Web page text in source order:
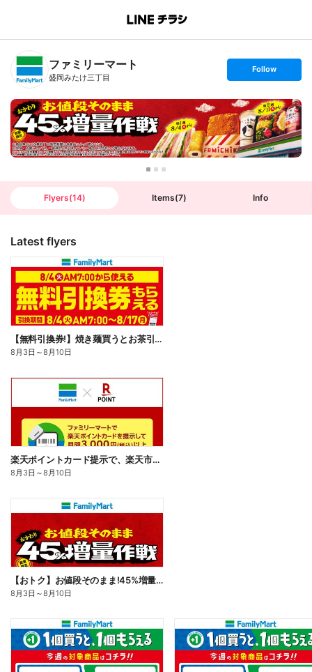
B
n
T
ファミリーマート
盛岡みたけ三丁目
s
t
o
l
l
o
w
Follow
Flyers(14) Items(7) Info
Latest flyers
【無料引換券!】焼き麺買うとお茶引換券貰える!
8月3日 ～8月10日
楽天ポイントカード提示で、楽天市場でのお買い物がおトクに!
8月3日 ～8月10日
【おトク】お値段そのまま!45%増量作戦!
8月3日 ～8月10日